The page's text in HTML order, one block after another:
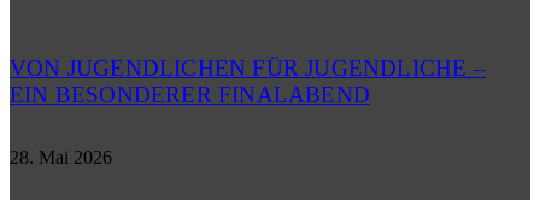
VON JUGENDLICHEN FÜR JUGENDLICHE –
EIN BESONDERER FINALABEND
28. Mai 2026